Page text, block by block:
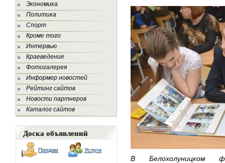
Экономика
Политика
Спорт
Кроме того
Интервью
Краеведение
Фотогалерея
Информер новостей
Рейтинг сайтов
Новости партнеров
Каталог сайтов
Доска объявлений
Продам Услуги
В Белохолуницком